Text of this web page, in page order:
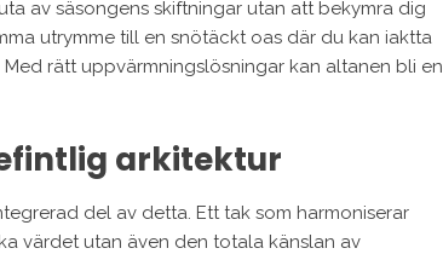
av säsongens skiftningar utan att bekymra dig
utrymme till en snötäckt oas där du kan iaktta
rätt uppvärmningslösningar kan altanen bli en
arkitektur
del av detta. Ett tak som harmoniserar
värdet utan även den totala känslan av